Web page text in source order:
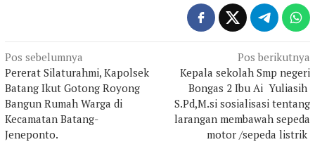
Navigasi
pos
Pos sebelumnya
Pererat Silaturahmi, Kapolsek
Batang Ikut Gotong Royong
Bangun Rumah Warga di
Kecamatan Batang-
Jeneponto.
Pos berikutnya
Kepala sekolah Smp negeri
Bongas 2 Ibu Ai Yuliasih
S.Pd,M.si sosialisasi tentang
larangan membawah sepeda
motor /sepeda listrik